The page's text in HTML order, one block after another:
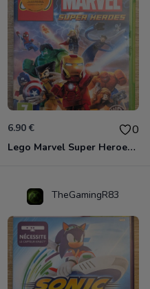
6.90 € 0
Lego Marvel Super Heroes Xbox 360
TheGamingR83